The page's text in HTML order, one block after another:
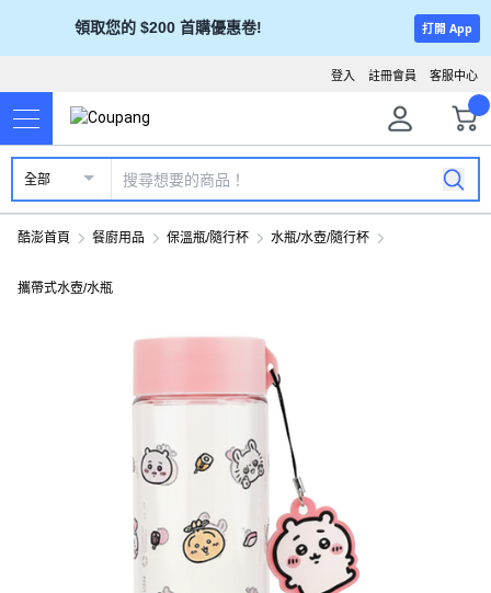
領取您的 $200 首購優惠卷! 打開 App
客服中心
註冊會員
登入
全部
酷澎首頁 餐廚用品 保溫瓶/隨行杯 水瓶/水壺/隨行杯
攜帶式水壺/水瓶